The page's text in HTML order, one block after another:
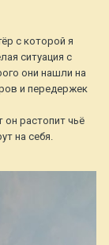
с которой я
ситуация с
они нашли на
и передержек
растопит чьё
на себя.